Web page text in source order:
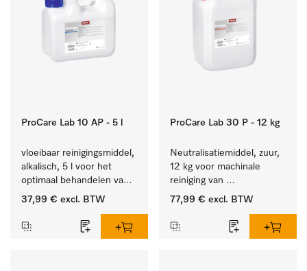
ProCare Lab 10 AP - 5 l
vloeibaar reinigingsmiddel,
alkalisch, 5 l voor het
optimaal behandelen van
laboratoriumhulpstukken.
37,99 € excl. BTW
ProCare Lab 30 P - 12 kg
Neutralisatiemiddel, zuur,
12 kg voor machinale
reiniging van
laboratoriumglaswerk en -
77,99 € excl. BTW